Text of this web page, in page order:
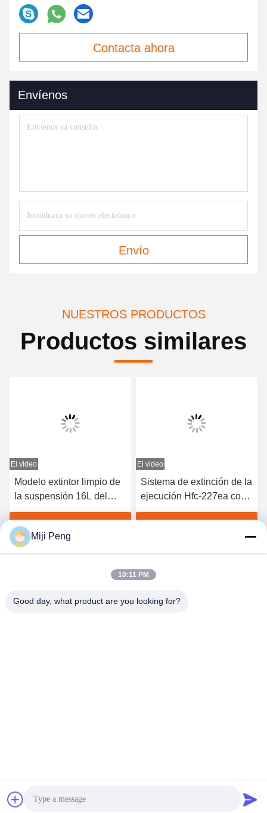
Contacta ahora
Envíenos
Envío
NUESTROS PRODUCTOS
Productos similares
El video
Modelo extintor limpio de
la suspensión 16L del
sistema del sitio HFC
227ea
Obtenga el mejor precio
El video
Sistema de extinción de la
ejecución Hfc-227ea con
el actuador eléctrico
Derecho de autor 2016-2026 Guangzhou Xingjin Fire Equipment Co.,Ltd.
Todos los derechos reservados.
Miji Peng
10:11 PM
Good day, what product are you looking for?